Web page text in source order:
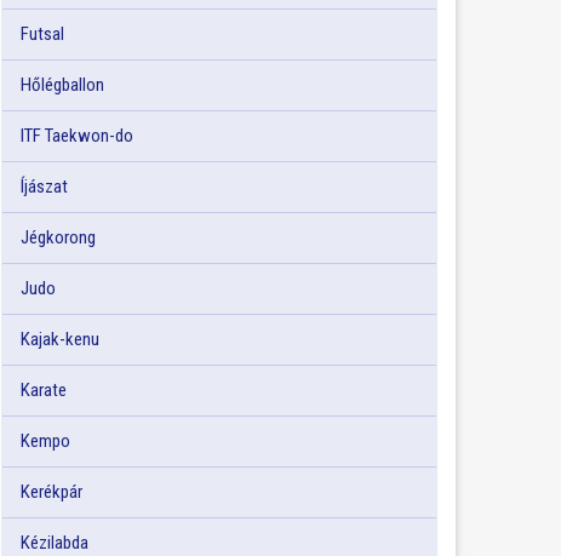
Futsal
Hőlégballon
ITF Taekwon-do
Íjászat
Jégkorong
Judo
Kajak-kenu
Karate
Kempo
Kerékpár
Kézilabda